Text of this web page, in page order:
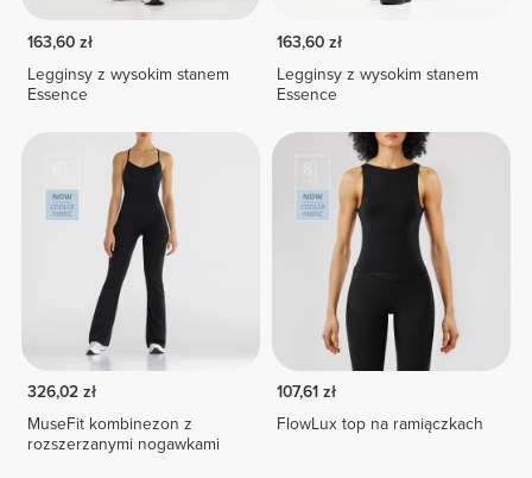
163,60 zł
Legginsy z wysokim stanem
Essence
163,60 zł
Legginsy z wysokim stanem
Essence
326,02 zł
MuseFit kombinezon z
rozszerzanymi nogawkami
107,61 zł
FlowLux top na ramiączkach